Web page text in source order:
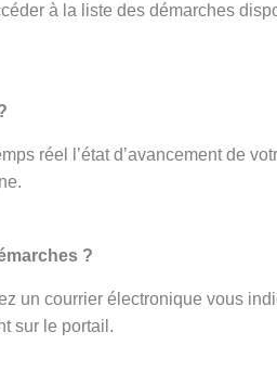
à la liste des démarches
réel l’état d’avancement de
?
un courrier électronique vous
sur le portail.